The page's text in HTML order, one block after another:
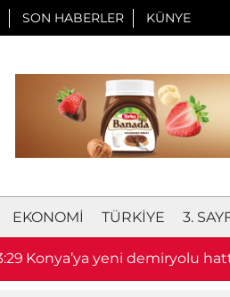
SON HABERLER KÜNYE
EKONOMI TÜRKIYE 3.
Konya’ya yeni demiryolu